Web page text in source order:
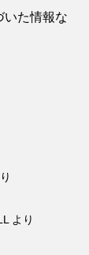
いた情報な
より